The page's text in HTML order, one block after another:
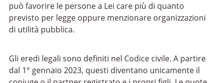
può favorire le persone a Lei care più di quanto
previsto per legge oppure menzionare organizzazioni
di utilità pubblica.
Gli eredi legali sono definiti nel Codice civile. A partire
dal 1° gennaio 2023, questi diventano unicamente il